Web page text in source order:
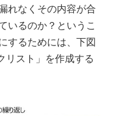
れなくその内容が合
いるのか？というこ
するためには、下図
リスト」を作成する